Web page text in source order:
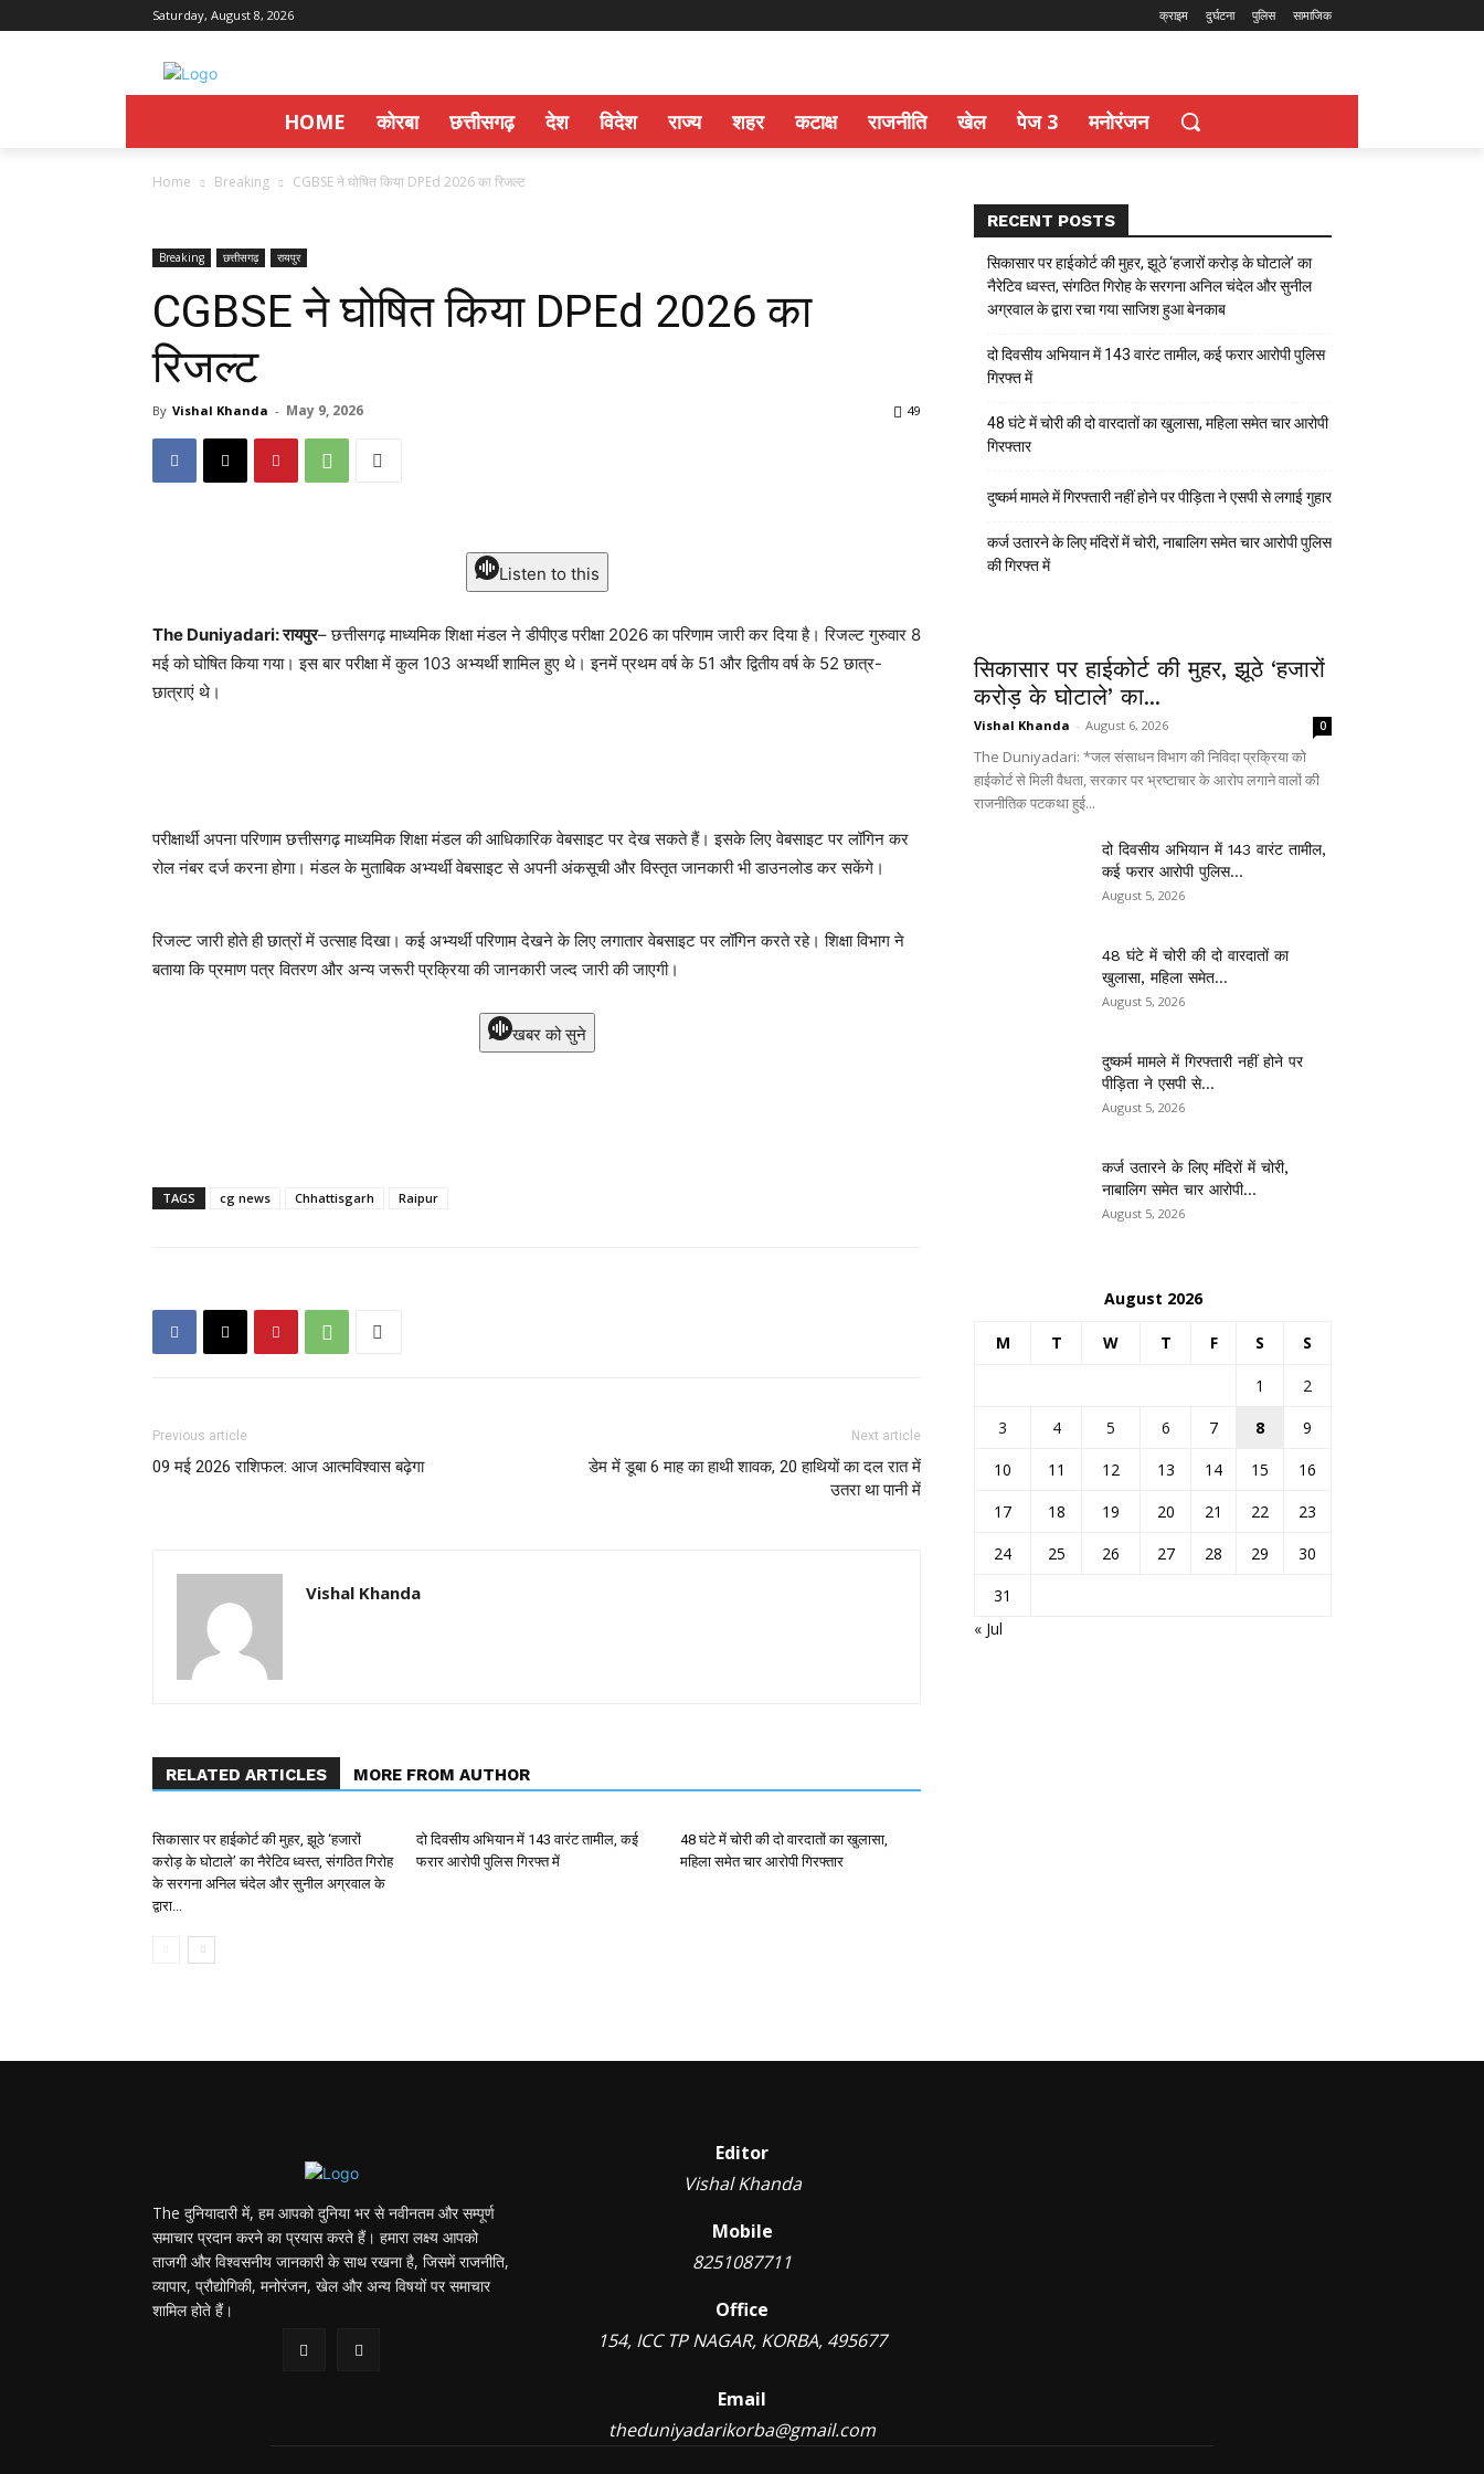
Saturday, August 8, 2026 क्राइम दुर्घटना पुलिस सामाजिक
HOME कोरबा छत्तीसगढ़ देश विदेश राज्य शहर कटाक्ष राजनीति खेल पेज 3 मनोरंजन
Home Breaking CGBSE ने घोषित किया DPEd 2026 का रिजल्ट
Breaking छत्तीसगढ़ रायपुर
CGBSE ने घोषित किया DPEd 2026 का
रिजल्ट
By Vishal Khanda - May 9, 2026 49
Listen to this
The Duniyadari: रायपुर– छत्तीसगढ़ माध्यमिक शिक्षा मंडल ने डीपीएड परीक्षा 2026 का परिणाम जारी कर दिया है। रिजल्ट गुरुवार 8
मई को घोषित किया गया। इस बार परीक्षा में कुल 103 अभ्यर्थी शामिल हुए थे। इनमें प्रथम वर्ष के 51 और द्वितीय वर्ष के 52 छात्र-
छात्राएं थे।
परीक्षार्थी अपना परिणाम छत्तीसगढ़ माध्यमिक शिक्षा मंडल की आधिकारिक वेबसाइट पर देख सकते हैं। इसके लिए वेबसाइट पर लॉगिन कर
रोल नंबर दर्ज करना होगा। मंडल के मुताबिक अभ्यर्थी वेबसाइट से अपनी अंकसूची और विस्तृत जानकारी भी डाउनलोड कर सकेंगे।
रिजल्ट जारी होते ही छात्रों में उत्साह दिखा। कई अभ्यर्थी परिणाम देखने के लिए लगातार वेबसाइट पर लॉगिन करते रहे। शिक्षा विभाग ने
बताया कि प्रमाण पत्र वितरण और अन्य जरूरी प्रक्रिया की जानकारी जल्द जारी की जाएगी।
खबर को सुने
TAGS cg news Chhattisgarh Raipur
Previous article
09 मई 2026 राशिफल: आज आत्मविश्वास बढ़ेगा
Next article
डेम में डूबा 6 माह का हाथी शावक, 20 हाथियों का दल रात में
उतरा था पानी में
Vishal Khanda
RELATED ARTICLES MORE FROM AUTHOR
सिकासार पर हाईकोर्ट की मुहर, झूठे ‘हजारों
करोड़ के घोटाले’ का नैरेटिव ध्वस्त, संगठित गिरोह
के सरगना अनिल चंदेल और सुनील अग्रवाल के
द्वारा...
दो दिवसीय अभियान में 143 वारंट तामील, कई
फरार आरोपी पुलिस गिरफ्त में
48 घंटे में चोरी की दो वारदातों का खुलासा,
महिला समेत चार आरोपी गिरफ्तार
RECENT POSTS
सिकासार पर हाईकोर्ट की मुहर, झूठे ‘हजारों करोड़ के घोटाले’ का
नैरेटिव ध्वस्त, संगठित गिरोह के सरगना अनिल चंदेल और सुनील
अग्रवाल के द्वारा रचा गया साजिश हुआ बेनकाब
दो दिवसीय अभियान में 143 वारंट तामील, कई फरार आरोपी पुलिस
गिरफ्त में
48 घंटे में चोरी की दो वारदातों का खुलासा, महिला समेत चार आरोपी
गिरफ्तार
दुष्कर्म मामले में गिरफ्तारी नहीं होने पर पीड़िता ने एसपी से लगाई गुहार
कर्ज उतारने के लिए मंदिरों में चोरी, नाबालिग समेत चार आरोपी पुलिस
की गिरफ्त में
सिकासार पर हाईकोर्ट की मुहर, झूठे ‘हजारों
करोड़ के घोटाले’ का...
Vishal Khanda - August 6, 2026 0
The Duniyadari: *जल संसाधन विभाग की निविदा प्रक्रिया को
हाईकोर्ट से मिली वैधता, सरकार पर भ्रष्टाचार के आरोप लगाने वालों की
राजनीतिक पटकथा हुई...
दो दिवसीय अभियान में 143 वारंट तामील,
कई फरार आरोपी पुलिस...
August 5, 2026
48 घंटे में चोरी की दो वारदातों का
खुलासा, महिला समेत...
August 5, 2026
दुष्कर्म मामले में गिरफ्तारी नहीं होने पर
पीड़िता ने एसपी से...
August 5, 2026
कर्ज उतारने के लिए मंदिरों में चोरी,
नाबालिग समेत चार आरोपी...
August 5, 2026
August 2026
M T W T F S S
1
2
3
4 5 6 7 8
9
10
11 12 13 14 15
16
17
18 19 20 21 22
23
24
25 26 27 28 29
30
31
« Jul
The दुनियादारी में, हम आपको दुनिया भर से नवीनतम और सम्पूर्ण
समाचार प्रदान करने का प्रयास करते हैं। हमारा लक्ष्य आपको
ताजगी और विश्वसनीय जानकारी के साथ रखना है, जिसमें राजनीति,
व्यापार, प्रौद्योगिकी, मनोरंजन, खेल और अन्य विषयों पर समाचार
शामिल होते हैं।
Editor
Vishal Khanda
Mobile
8251087711
Office
154, ICC TP NAGAR, KORBA, 495677
Email
theduniyadarikorba@gmail.com